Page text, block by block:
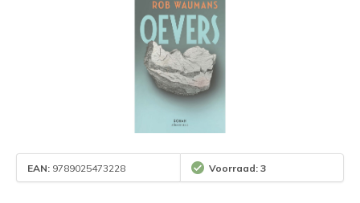
EAN: 9789025473228 Voorraad: 3